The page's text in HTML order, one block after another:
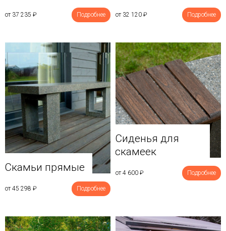
от 37 235 ₽ Подробнее от 32 120 ₽ Подробнее
Скамьи прямые
от 45 298 ₽ Подробнее
Сиденья для
скамеек
от 4 600 ₽ Подробнее